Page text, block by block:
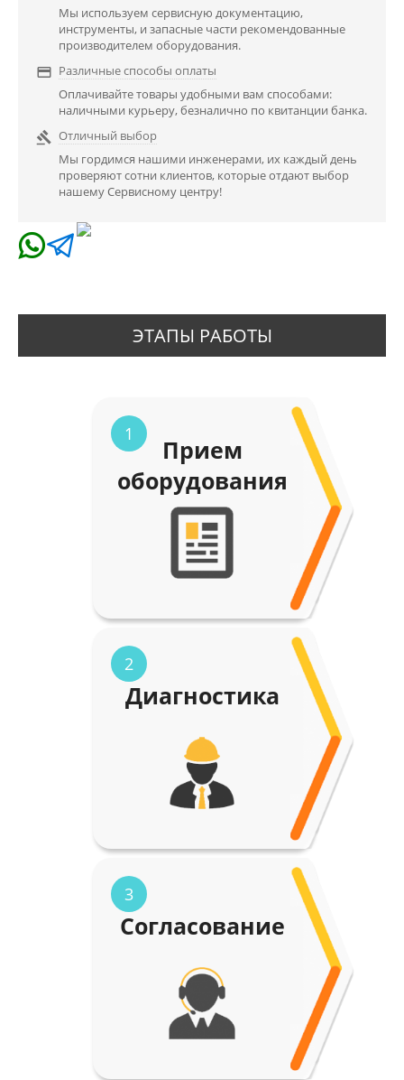
Мы используем сервисную документацию,
инструменты, и запасные части рекомендованные
производителем оборудования.
 Различные способы оплаты
Оплачивайте товары удобными вам способами:
наличными курьеру, безналично по квитанции банка.
 Отличный выбор
Мы гордимся нашими инженерами, их каждый день
проверяют сотни клиентов, которые отдают выбор
нашему Сервисному центру!
ЭТАПЫ РАБОТЫ
1
Прием
оборудования
2
Диагностика
3
Согласование